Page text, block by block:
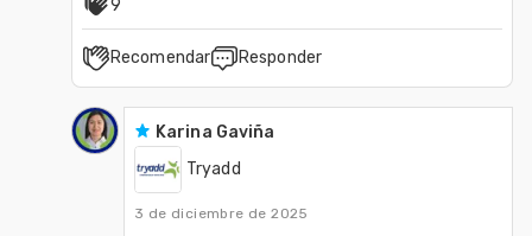
9
Recomendar Responder
Karina Gaviña
Tryadd
3 de diciembre de 2025